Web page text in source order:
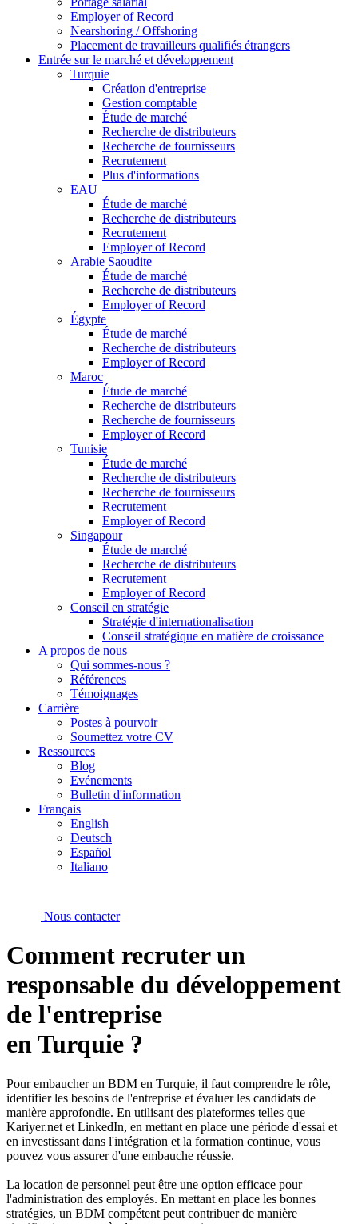
Employer of Record
Nearshoring / Offshoring
Placement de travailleurs qualifiés étrangers
Entrée sur le marché et développement
Turquie
Création d'entreprise
Gestion comptable
Étude de marché
Recherche de distributeurs
Recherche de fournisseurs
Recrutement
Plus d'informations
EAU
Étude de marché
Recherche de distributeurs
Recrutement
Employer of Record
Arabie Saoudite
Étude de marché
Recherche de distributeurs
Employer of Record
Égypte
Étude de marché
Recherche de distributeurs
Employer of Record
Maroc
Étude de marché
Recherche de distributeurs
Recherche de fournisseurs
Employer of Record
Tunisie
Étude de marché
Recherche de distributeurs
Recherche de fournisseurs
Recrutement
Employer of Record
Singapour
Étude de marché
Recherche de distributeurs
Recrutement
Employer of Record
Conseil en stratégie
Stratégie d'internationalisation
Conseil stratégique en matière de croissance
A propos de nous
Qui sommes-nous ?
Références
Témoignages
Carrière
Postes à pourvoir
Soumettez votre CV
Ressources
Blog
Evénements
Bulletin d'information
Français
English
Deutsch
Español
Italiano
Nous contacter
Comment recruter un
responsable du développement
de l'entreprise
en Turquie ?
Pour embaucher un BDM en Turquie, il faut comprendre le rôle,
identifier les besoins de l'entreprise et évaluer les candidats de
manière approfondie. En utilisant des plateformes telles que
Kariyer.net et LinkedIn, en mettant en place une période d'essai et
en investissant dans l'intégration et la formation continue, vous
pouvez vous assurer d'une embauche réussie.
La location de personnel peut être une option efficace pour
l'administration des employés. En mettant en place les bonnes
stratégies, un BDM compétent peut contribuer de manière